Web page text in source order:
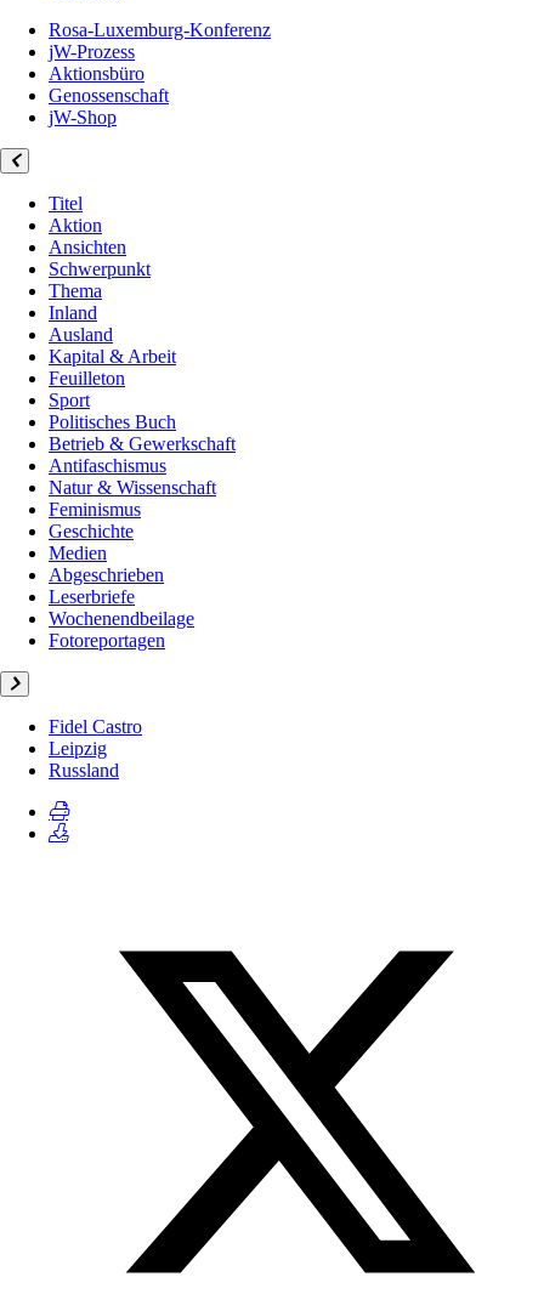
Rosa-Luxemburg-Konferenz
jW-Prozess
Aktionsbüro
Genossenschaft
jW-Shop
Titel
Aktion
Ansichten
Schwerpunkt
Thema
Inland
Ausland
Kapital & Arbeit
Feuilleton
Sport
Politisches Buch
Betrieb & Gewerkschaft
Antifaschismus
Natur & Wissenschaft
Feminismus
Geschichte
Medien
Abgeschrieben
Leserbriefe
Wochenendbeilage
Fotoreportagen
Fidel Castro
Leipzig
Russland